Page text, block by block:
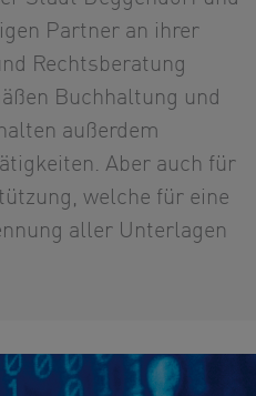
Partner an ihrer
Rechtsberatung
Buchhaltung und
außerdem
Aber auch für
welche für eine
aller Unterlagen